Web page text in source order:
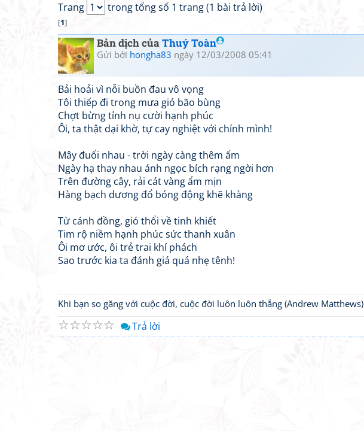
Trang trong tổng số 1 trang (1 bài trả lời)
[1]
Bản dịch củaThuý Toàn
Gửi bởi hongha83 ngày 12/03/2008 05:41
Bải hoải vì nỗi buồn đau vô vọng
Tôi thiếp đi trong mưa gió bão bùng
Chợt bừng tỉnh nụ cười hạnh phúc
Ôi, ta thật dại khờ, tự cay nghiệt với chính mình!
Mây đuổi nhau - trời ngày càng thêm ấm
Ngày hạ thay nhau ánh ngọc bích rạng ngời hơn
Trên đường cây, rải cát vàng ẩm mịn
Hàng bạch dương đổ bóng động khẽ khàng
Từ cánh đồng, gió thổi về tinh khiết
Tim rộ niềm hạnh phúc sức thanh xuân
Ôi mơ ước, ôi trẻ trai khí phách
Sao trước kia ta đánh giá quá nhẹ tênh!
Khi bạn so găng với cuộc đời, cuộc đời luôn luôn thắng (Andrew Matthews)
☆
☆
☆
☆
☆ Trả lời